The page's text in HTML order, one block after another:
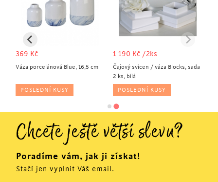
369 Kč
Váza porcelánová Blue, 16,5 cm
POSLEDNÍ KUSY
1 190 Kč /2ks
Čajový svícen / váza Blocks, sada
2 ks, bílá
POSLEDNÍ KUSY
Chcete ještě větší slevu?
Poradíme vám, jak ji získat!
Stačí jen vyplnit Váš email.